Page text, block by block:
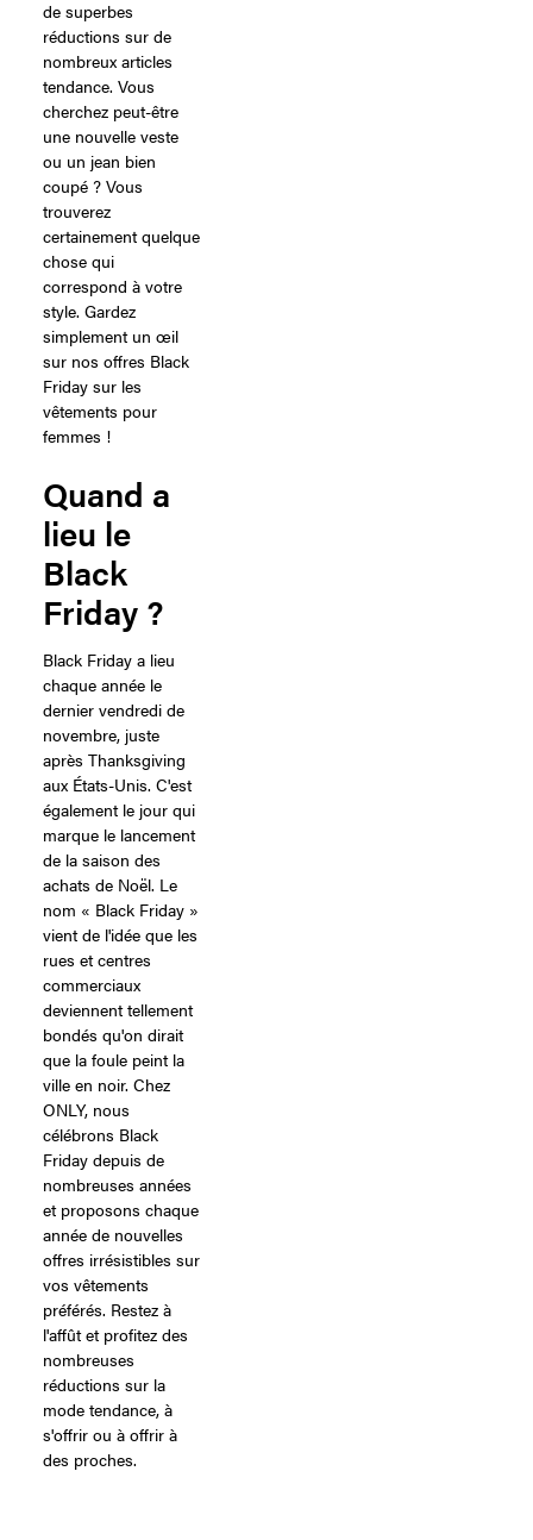
de superbes
réductions sur de
nombreux articles
tendance. Vous
cherchez peut-être
une nouvelle veste
ou un jean bien
coupé ? Vous
trouverez
certainement quelque
chose qui
correspond à votre
style. Gardez
simplement un œil
sur nos offres Black
Friday sur les
vêtements pour
femmes !
Quand a
lieu le
Black
Friday ?
Black Friday a lieu
chaque année le
dernier vendredi de
novembre, juste
après Thanksgiving
aux États-Unis. C'est
également le jour qui
marque le lancement
de la saison des
achats de Noël. Le
nom « Black Friday »
vient de l'idée que les
rues et centres
commerciaux
deviennent tellement
bondés qu'on dirait
que la foule peint la
ville en noir. Chez
ONLY, nous
célébrons Black
Friday depuis de
nombreuses années
et proposons chaque
année de nouvelles
offres irrésistibles sur
vos vêtements
préférés. Restez à
l'affût et profitez des
nombreuses
réductions sur la
mode tendance, à
s'offrir ou à offrir à
des proches.